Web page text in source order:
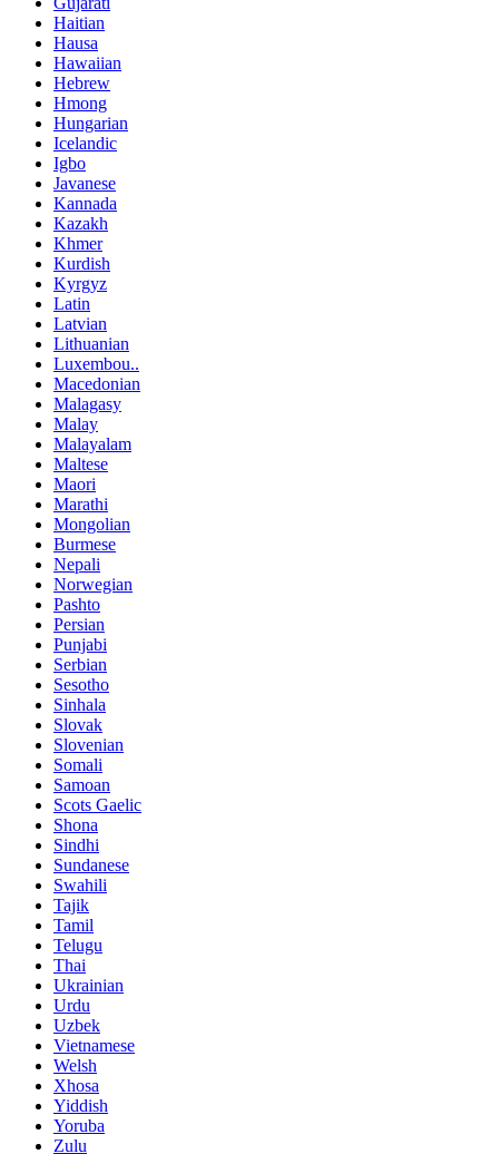
Haitian
Hausa
Hawaiian
Hebrew
Hmong
Hungarian
Icelandic
Igbo
Javanese
Kannada
Kazakh
Khmer
Kurdish
Kyrgyz
Latin
Latvian
Lithuanian
Luxembou..
Macedonian
Malagasy
Malay
Malayalam
Maltese
Maori
Marathi
Mongolian
Burmese
Nepali
Norwegian
Pashto
Persian
Punjabi
Serbian
Sesotho
Sinhala
Slovak
Slovenian
Somali
Samoan
Scots Gaelic
Shona
Sindhi
Sundanese
Swahili
Tajik
Tamil
Telugu
Thai
Ukrainian
Urdu
Uzbek
Vietnamese
Welsh
Xhosa
Yiddish
Yoruba
Zulu